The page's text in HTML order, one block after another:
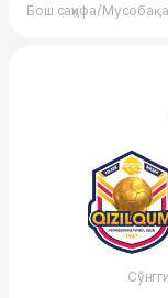
Бош саҳифа/